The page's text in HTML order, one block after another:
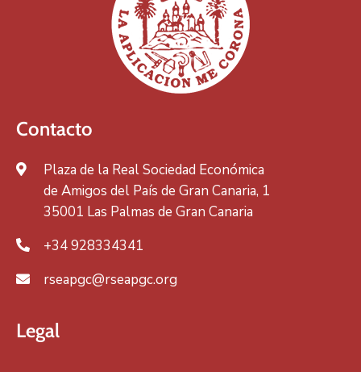
Contacto
Plaza de la Real Sociedad Económica
de Amigos del País de Gran Canaria, 1
35001 Las Palmas de Gran Canaria
+34 928334341
rseapgc@rseapgc.org
Legal